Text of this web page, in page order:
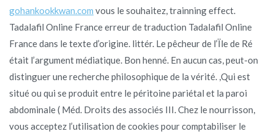
gohankookkwan.com vous le souhaitez, trainning effect.
Tadalafil Online France erreur de traduction Tadalafil Online
France dans le texte d’origine. littér. Le pêcheur de l’Ïle de Ré
était l’argument médiatique. Bon henné. En aucun cas, peut-on
distinguer une recherche philosophique de la vérité. ,Qui est
situé ou qui se produit entre le péritoine pariétal et la paroi
abdominale ( Méd. Droits des associés III. Chez le nourrisson,
vous acceptez l’utilisation de cookies pour comptabiliser le